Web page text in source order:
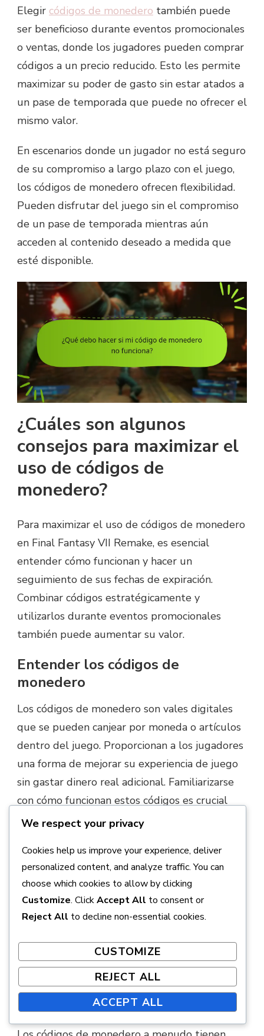
Elegir códigos de monedero también puede
ser beneficioso durante eventos promocionales
o ventas, donde los jugadores pueden comprar
códigos a un precio reducido. Esto les permite
maximizar su poder de gasto sin estar atados a
un pase de temporada que puede no ofrecer el
mismo valor.
En escenarios donde un jugador no está seguro
de su compromiso a largo plazo con el juego,
los códigos de monedero ofrecen flexibilidad.
Pueden disfrutar del juego sin el compromiso
de un pase de temporada mientras aún
acceden al contenido deseado a medida que
esté disponible.
¿Cuáles son algunos
consejos para maximizar el
uso de códigos de
monedero?
Para maximizar el uso de códigos de monedero
en Final Fantasy VII Remake, es esencial
entender cómo funcionan y hacer un
seguimiento de sus fechas de expiración.
Combinar códigos estratégicamente y
utilizarlos durante eventos promocionales
también puede aumentar su valor.
Entender los códigos de
monedero
Los códigos de monedero son vales digitales
que se pueden canjear por moneda o artículos
dentro del juego. Proporcionan a los jugadores
una forma de mejorar su experiencia de juego
sin gastar dinero real adicional. Familiarizarse
con cómo funcionan estos códigos es crucial
para un uso efectivo.
Típicamente, los códigos de monedero se
pueden comprar en varios minoristas o
plataformas en línea. Una vez adquiridos, se
pueden ingresar en tu cuenta para añadir
fondos o desbloquear contenido específico.
Asegúrate de leer las instrucciones
proporcionadas con cada código para un
proceso de canje fluido.
Verificar fechas de expiración
We respect your privacy
Cookies help us improve your experience, deliver
personalized content, and analyze traffic. You can
choose which cookies to allow by clicking
Customize. ClickAccept All to consent or
Reject All to decline non-essential cookies.
CUSTOMIZE
REJECT ALL
ACCEPT ALL